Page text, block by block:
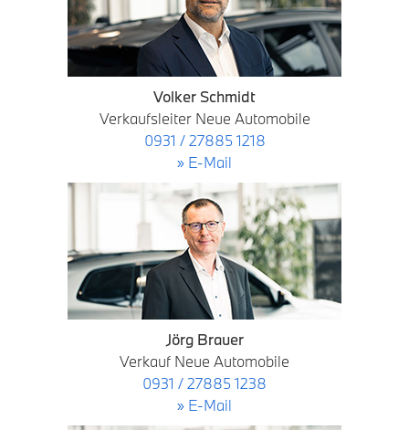
Volker Schmidt
Verkaufsleiter Neue Automobile
0931 / 27885 1218
» E-Mail
Jörg Brauer
Verkauf Neue Automobile
0931 / 27885 1238
» E-Mail